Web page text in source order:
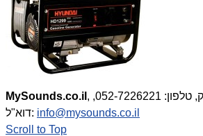
MySounds.co.il , ז'בוטינסקי 69, בני ברק, טלפון: 052-7226221,
דוא"ל: info@mysounds.co.il
Scroll to Top